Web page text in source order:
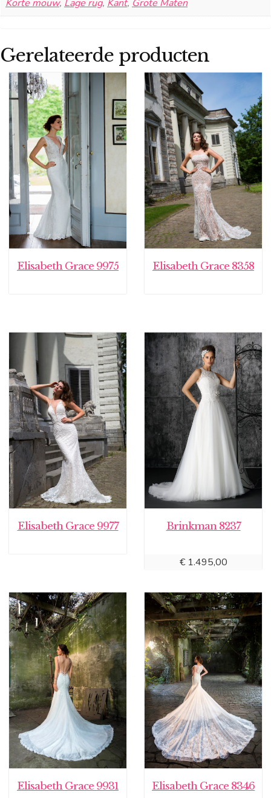
Korte mouw, Lage rug, Kant, Grote Maten
Gerelateerde producten
Elisabeth Grace 9975 Elisabeth Grace 8358
Elisabeth Grace 9977 Brinkman 8237
€1.495,00
Elisabeth Grace 9931 Elisabeth Grace 8346